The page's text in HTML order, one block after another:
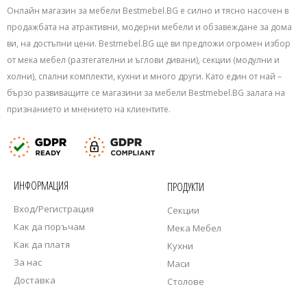
Онлайн магазин за мебели Bestmebel.BG е силно и тясно насочен в
продажбата на атрактивни, модерни мебели и обзавеждане за дома
ви, на достъпни цени. Bestmebel.BG ще ви предложи огромен избор
от мека мебел (разтегателни и ъглови дивани), секции (модулни и
холни), спални комплекти, кухни и много други. Като един от най –
бързо развиващите се магазини за мебели Bestmebel.BG залага на
признанието и мнението на клиентите.
ИНФОРМАЦИЯ
Вход/Регистрация
Как да поръчам
Как да платя
За нас
Доставка
ПРОДУКТИ
Секции
Мека Мебел
Кухни
Маси
Столове